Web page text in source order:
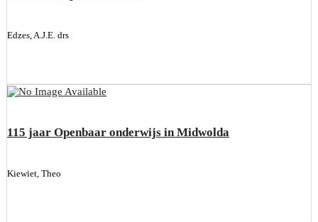
Edzes, A.J.E. drs
115 jaar Openbaar onderwijs in Midwolda
Kiewiet, Theo